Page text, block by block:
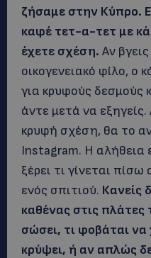
ζήσαμε στην Κύπρο.
καφέ τετ-α-τετ με
έχετε σχέση. Αν
οικογενειακό φίλο, ο
για κρυφούς δεσμούς
άντε μετά να εξηγείς.
κρυφή σχέση, θα το
Instagram. Η αλήθεια
ξέρει τι γίνεται
ενός σπιτιού. Κανείς
καθένας στις πλάτες
σώσει, τι φοβάται να
κρύψει, ή αν απλώς